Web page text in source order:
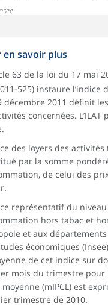
en savoir plus
63 de la loi du 17 mai
525) instaure l’indice
décembre 2011 définit
concernées.
des loyers des
par la somme
de celui des
représentatif du
hors tabac et
et aux
économiques
de cet indice sur
mois du trimestre pour
moyenne (mIPCL) est
trimestre de 2010.